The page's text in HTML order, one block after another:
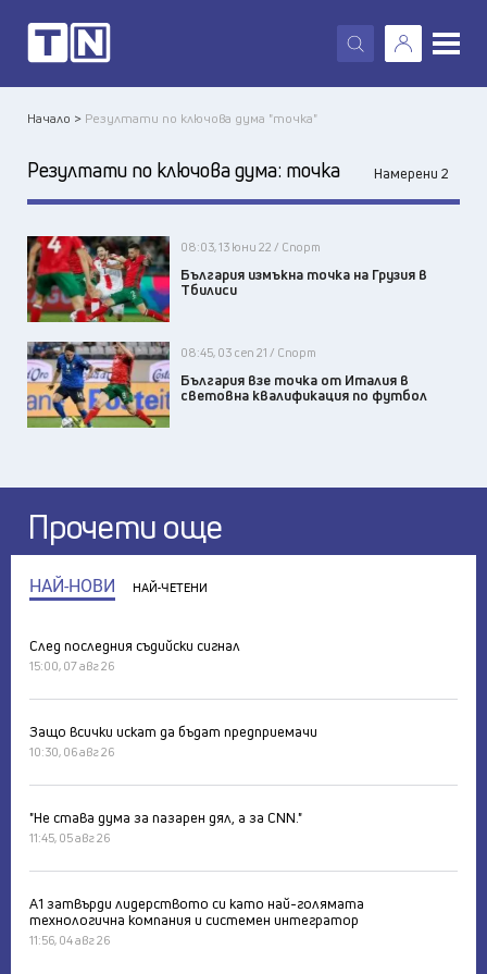
X
Начало > Резултати по ключова дума "точка"
Резултати по ключова дума: точка Намерени 2
08:03, 13 юни 22 / Спорт
България измъкна точка на Грузия в
Тбилиси
08:45, 03 сеп 21 / Спорт
България взе точка от Италия в
световна квалификация по футбол
Прочети още
НАЙ-НОВИ НАЙ-ЧЕТЕНИ
След последния съдийски сигнал
15:00, 07 авг 26
Защо всички искат да бъдат предприемачи
10:30, 06 авг 26
"Не става дума за пазарен дял, а за CNN."
11:45, 05 авг 26
А1 затвърди лидерството си като най-голямата
технологична компания и системен интегратор
11:56, 04 авг 26